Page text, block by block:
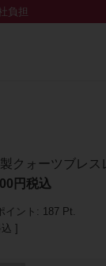
負担
製クォーツブレス
税込
イント: 187 Pt.